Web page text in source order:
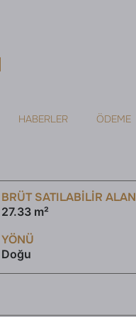
HABERLER ÖDEME
BRÜT SATILABILIR ALAN
27.33 m²
YÖNÜ
Doğu